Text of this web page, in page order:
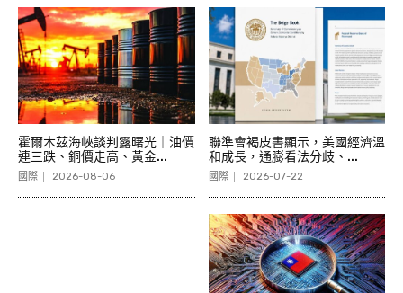
霍爾木茲海峽談判露曙光｜油價
連三跌、銅價走高、黃金...
國際 2026-08-06
聯準會褐皮書顯示，美國經濟溫
和成長，通膨看法分歧、...
國際 2026-07-22